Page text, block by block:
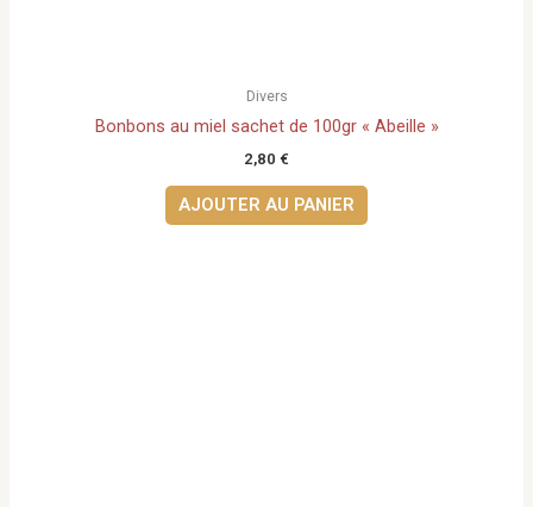
Divers
Bonbons au miel sachet de 100gr « Abeille »
2,80 €
AJOUTER AU PANIER